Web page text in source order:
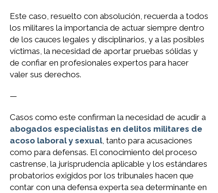
Este caso, resuelto con absolución, recuerda a todos
los militares la importancia de actuar siempre dentro
de los cauces legales y disciplinarios, y a las posibles
víctimas, la necesidad de aportar pruebas sólidas y
de confiar en profesionales expertos para hacer
valer sus derechos.
—
Casos como este confirman la necesidad de acudir a
abogados especialistas en delitos militares de
acoso laboral y sexual, tanto para acusaciones
como para defensas. El conocimiento del proceso
castrense, la jurisprudencia aplicable y los estándares
probatorios exigidos por los tribunales hacen que
contar con una defensa experta sea determinante en